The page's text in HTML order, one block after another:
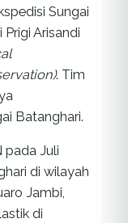
Sungai
Arisandi
. Tim
Batanghari.
pada Juli
di wilayah
Jambi,
di